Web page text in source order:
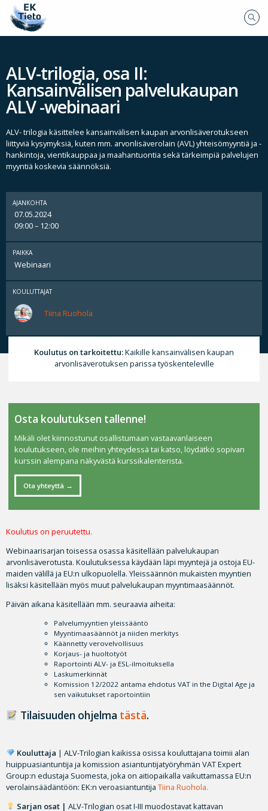
ALV-trilogia, osa II:
Kansainvälisen palvelukaupan
ALV -webinaari
ALV- trilogia käsittelee kansainvälisen kaupan arvonlisäverotukseen
liittyviä kysymyksiä, kuten mm. arvonlisäverolain (AVL) yhteisömyyntiä ja -
hankintoja, vientikauppaa ja maahantuontia sekä tärkeimpiä palvelujen
myyntiä koskevia säännöksiä.
AJANKOHTA
07.05.2024
09:00 – 12:00
PAIKKA
Webinaari
KOULUTTAJAT
Tiina Ruohola
Koulutus on tarkoitettu:Kaikille kansainvälisen kaupan
arvonlisäverotuksen parissa työskenteleville
Koulutus on peruutettu.
Webinaarisarjan toisessa osassa käsitellään palvelukaupan
arvonlisäverotusta. Koulutuksessa käydään läpi myyntejä ja ostoja EU-
maiden välillä ja EU:n ulkopuolella. Yleissäännön mukaisten myyntien
lisäksi käsitellään myös muut palvelukaupan myyntimaasäännöt.
Päivän aikana käsitellään mm. seuraavia aiheita:
Palvelumyyntien yleissääntö
Myyntimaasäännöt ja niiden merkitys
Käännetty verovelvollisuus
Korjaus- ja huoltotyöt
Raportointi ALV- ja ESL-ilmoituksella
Laskumerkinnät
Komission 12/2022 antama ehdotus VAT in the Digital Age ja
sen vaikutukset raportointiin
Tilaisuuden ohjelma tästä.
Kouluttaja | ALV-Trilogian kaikissa osissa kouluttajana toimii alan
huippuasiantuntija ja komission asiantuntijatyöryhmän VAT Expert
Group:n edustaja Suomesta, joka on aitiopaikalla vaikuttamassa EU:n
verolainsäädäntöön: EK:n veroasiantuntija Tiina Ruohola.
Sarjan osat | ALV-Trilogian osat I-III muodostavat kattavan
Osta koulutuksen tallenne!
Mikäli olet kiinnostunut osallistumaan vastaavanlaiseen
koulutukseen, ole meihin yhteydessä tai katso, löydätkö sopivan
kurssin alempana näkyvästä kurssikalenterista.
Ota yhteyttä